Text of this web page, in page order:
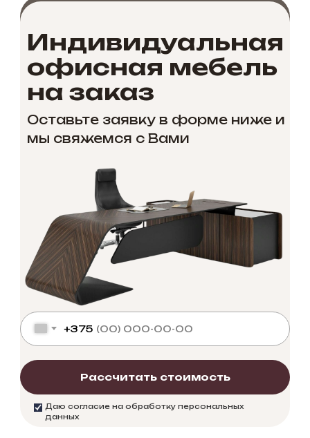
Оставьте заявку в форме ниже и
мы свяжемся с Вами
Даю согласие на обработку персональных
данных
+375
Рассчитать стоимость
Индивидуальная
офисная мебель
на заказ